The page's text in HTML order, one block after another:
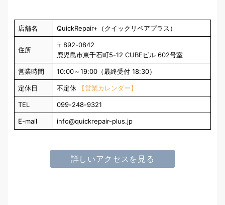
店舗名 QuickRepair+（クイックリペアプラス）
住所
〒892-0842
鹿児島市東千石町5-12 CUBEビル 602号室
営業時間 10:00～19:00（最終受付 18:30）
定休日 不定休 【営業カレンダー】
TEL 099-248-9321
E-mail info@quickrepair-plus.jp
詳しいアクセスを見る